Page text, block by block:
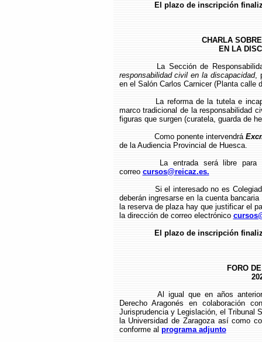
El plazo de inscripción
CHARLA
EN LA
La Sección de
responsabilidad civil en la discapacidad,
en el Salón Carlos Carnicer (Planta calle
La reforma de la tutela e
marco tradicional de la responsabilidad
figuras que surgen (curatela, guarda de
Como ponente intervendrá
de la Audiencia Provincial de Huesca.
La entrada será libre
correo cursos@reicaz.es.
Si el interesado no es
deberán ingresarse en la cuenta
la reserva de plaza hay que justificar el
la dirección de correo electrónico
El plazo de inscripción
FORO
Al igual que en años
Derecho Aragonés en colaboración
Jurisprudencia y Legislación, el Tribunal
la Universidad de Zaragoza así como
conforme al programa adjunto